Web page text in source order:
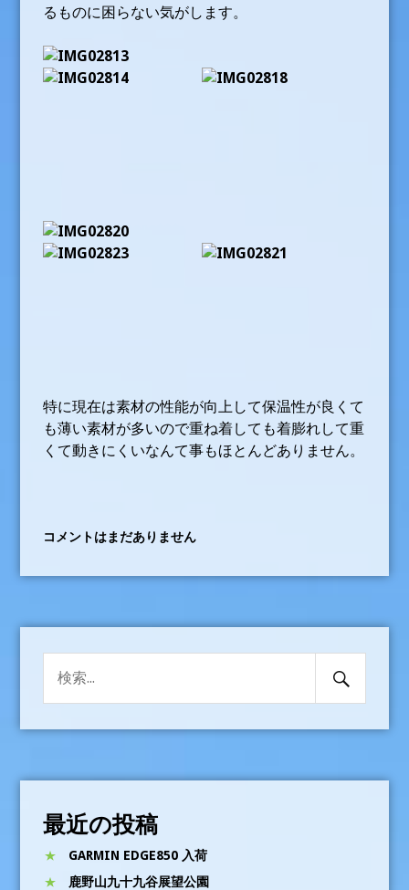
るものに困らない気がします。
特に現在は素材の性能が向上して保温性が良くて
も薄い素材が多いので重ね着しても着膨れして重
くて動きにくいなんて事もほとんどありません。
コメントはまだありません
検
検
索
開
最近の投稿
GARMIN EDGE850 入荷
鹿野山九十九谷展望公園